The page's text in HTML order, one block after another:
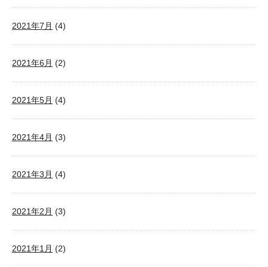
2021年7月 (4)
2021年6月 (2)
2021年5月 (4)
2021年4月 (3)
2021年3月 (4)
2021年2月 (3)
2021年1月 (2)